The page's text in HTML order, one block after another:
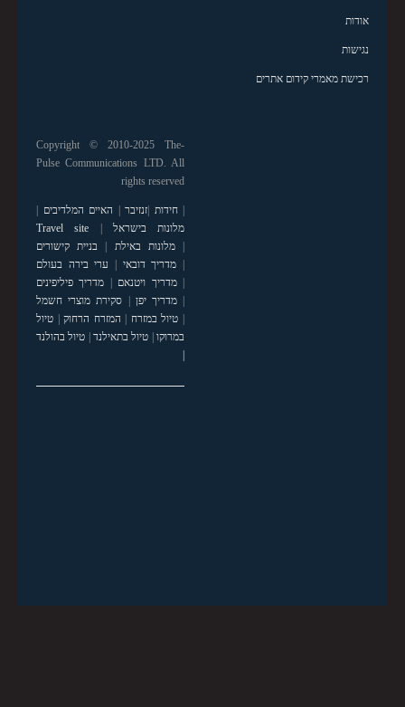
אודות
נגישות
רכישת מאמרי קידום אתרים
Copyright © 2010-2025 The-
Pulse Communications LTD. All
rights reserved
|חידות |זנזיבר | האיים המלדיבים |
מלונות בישראל |
Travel site
|מלונות באילת | בניית קישורים
| מדריך דובאי | ערי בירה בעולם
|מדריך ויטנאם | מדריך פיליפינים
|מדריך יפן | סקירת מוצרי חשמל
| טיול במזרח | המזרח הרחוק| טיול
במרוקו| טיול בתאילנד| טיול בהולנד
|